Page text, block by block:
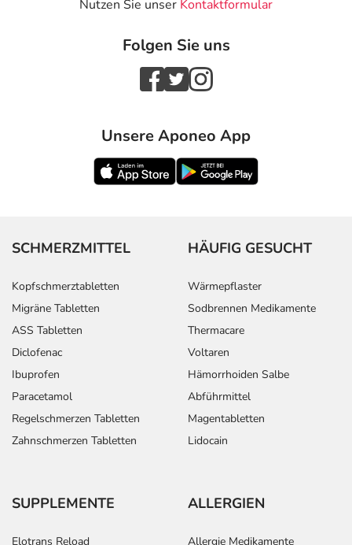
Nutzen Sie unser Kontaktformular
Folgen Sie uns
Unsere Aponeo App
SCHMERZMITTEL
Kopfschmerztabletten
Migräne Tabletten
ASS Tabletten
Diclofenac
Ibuprofen
Paracetamol
Regelschmerzen Tabletten
Zahnschmerzen Tabletten
HÄUFIG GESUCHT
Wärmepflaster
Sodbrennen Medikamente
Thermacare
Voltaren
Hämorrhoiden Salbe
Abführmittel
Magentabletten
Lidocain
SUPPLEMENTE
Elotrans Reload
ALLERGIEN
Allergie Medikamente